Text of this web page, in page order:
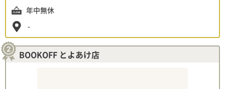
年中無休
-
BOOKOFF とよあけ店